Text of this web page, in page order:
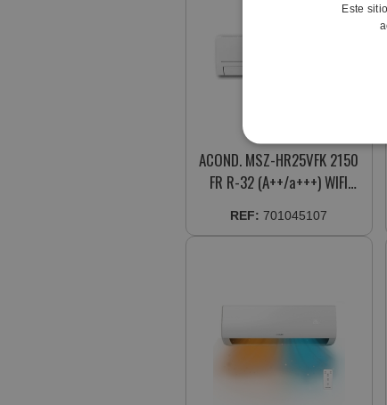
ACOND. MSZ-HR25VFK 2150
FR R-32 (A++/a+++) WIFI
REF: 701045107
Este